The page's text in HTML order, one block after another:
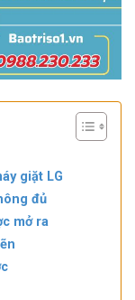
giặt LG
đủ
mở ra